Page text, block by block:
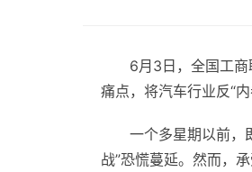
6月3日，全国工
痛点，将汽车行业反“内
一个多星期以前，
战”恐慌蔓延。然而，